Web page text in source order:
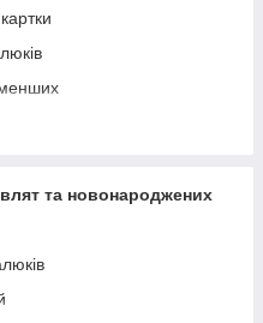
мотузочці
для дітейкласів
та новонароджених